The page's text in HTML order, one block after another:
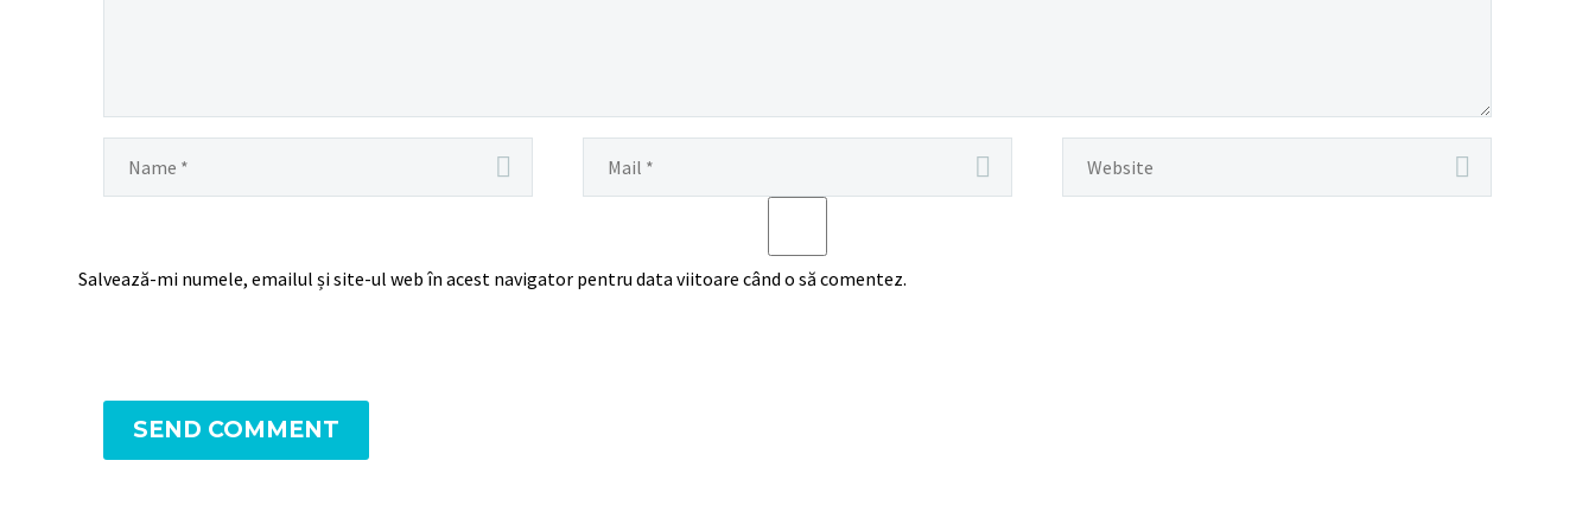
Salvează-mi numele, emailul și site-ul web în acest navigator pentru data viitoare când o să comentez.
SEND COMMENT